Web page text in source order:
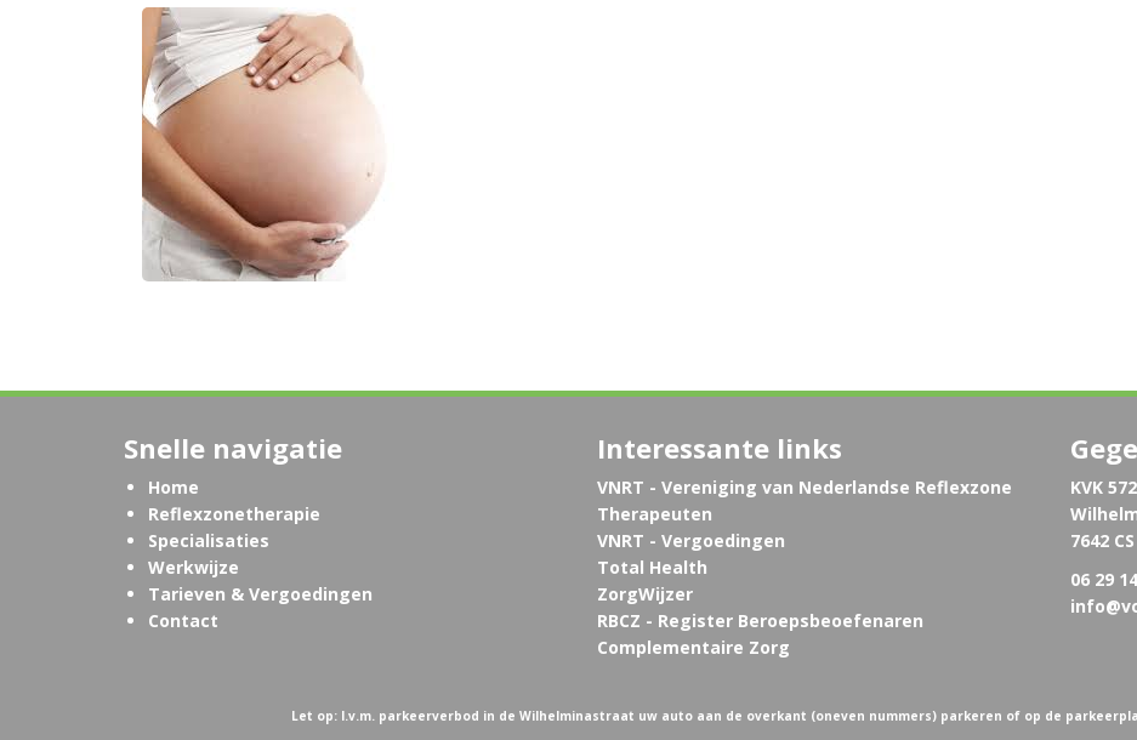
Snelle navigatie
Home
Reflexzonetherapie
Specialisaties
Werkwijze
Tarieven & Vergoedingen
Contact
Interessante links
VNRT - Vereniging van Nederlandse Reflexzone
Therapeuten
VNRT - Vergoedingen
Total Health
ZorgWijzer
RBCZ - Register Beroepsbeoefenaren
Complementaire Zorg
KVK
7642
06 29
Let op: I.v.m. parkeerverbod in de Wilhelminastraat uw auto aan de overkant (oneven nummers) parkeren of op de